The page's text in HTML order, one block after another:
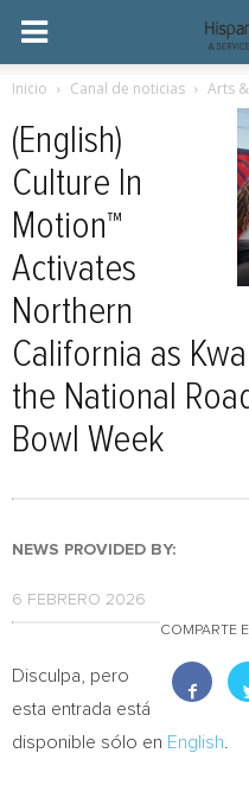
Inicio Canal de noticias Arts
(English)
Culture In
Motion™
Activates
Northern
California as
the National
Bowl Week
NEWS PROVIDED BY:
6 FEBRERO 2026
COMPARTE
Disculpa, pero
esta entrada está
disponible sólo en English